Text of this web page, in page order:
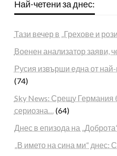
Най-четени за днес:
Тази вечер в „Грехове и
Военен анализатор заяви,
Русия извърши една от
(74)
Sky News: Срещу Германия
сериозна… (64)
Днес в епизода на
„В името на сина ми“ днес: